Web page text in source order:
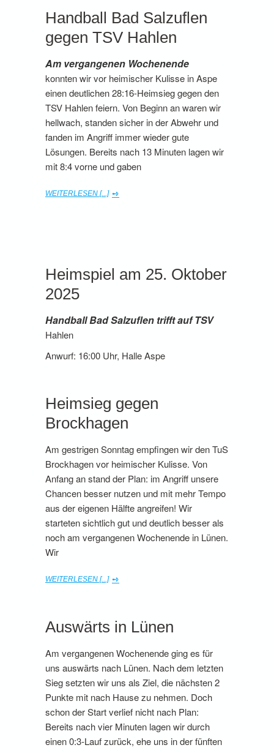
Handball Bad Salzuflen
gegen TSV Hahlen
Am vergangenen Wochenende
konnten wir vor heimischer Kulisse in Aspe
einen deutlichen 28:16-Heimsieg gegen den
TSV Hahlen feiern. Von Beginn an waren wir
hellwach, standen sicher in der Abwehr und
fanden im Angriff immer wieder gute
Lösungen. Bereits nach 13 Minuten lagen wir
mit 8:4 vorne und gaben
WEITERLESEN [...]
Heimspiel am 25. Oktober
2025
Handball Bad Salzuflen trifft auf TSV
Hahlen
Anwurf: 16:00 Uhr, Halle Aspe
Heimsieg gegen
Brockhagen
Am gestrigen Sonntag empfingen wir den TuS
Brockhagen vor heimischer Kulisse. Von
Anfang an stand der Plan: im Angriff unsere
Chancen besser nutzen und mit mehr Tempo
aus der eigenen Hälfte angreifen! Wir
starteten sichtlich gut und deutlich besser als
noch am vergangenen Wochenende in Lünen.
Wir
WEITERLESEN [...]
Auswärts in Lünen
Am vergangenen Wochenende ging es für
uns auswärts nach Lünen. Nach dem letzten
Sieg setzten wir uns als Ziel, die nächsten 2
Punkte mit nach Hause zu nehmen. Doch
schon der Start verlief nicht nach Plan:
Bereits nach vier Minuten lagen wir durch
einen 0:3-Lauf zurück, ehe uns in der fünften